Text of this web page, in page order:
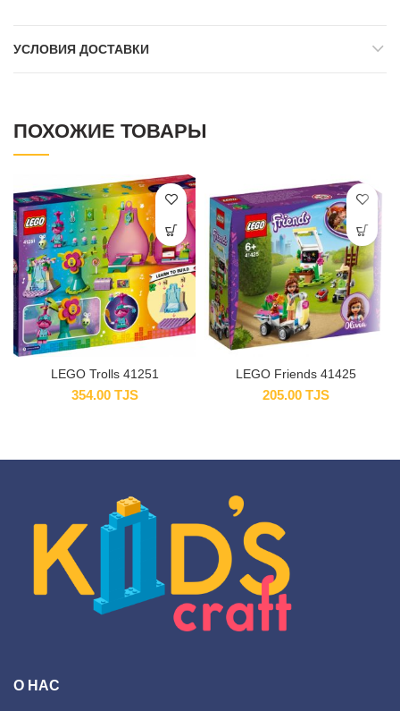
УСЛОВИЯ ДОСТАВКИ
ПОХОЖИЕ ТОВАРЫ
LEGO Trolls 41251
354.00 TJS
LEGO Friends 41425
205.00 TJS
О НАС